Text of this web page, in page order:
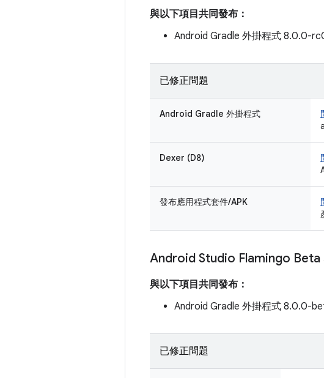
與以下項目共同發布：
Android Gradle 外掛程式 8.0.0-
已修正問題
Android Gradle 外掛程式
Dexer (D8)
發布應用程式套件/APK
Android Studio Flamingo Beta
與以下項目共同發布：
Android Gradle 外掛程式 8.0.0-
已修正問題